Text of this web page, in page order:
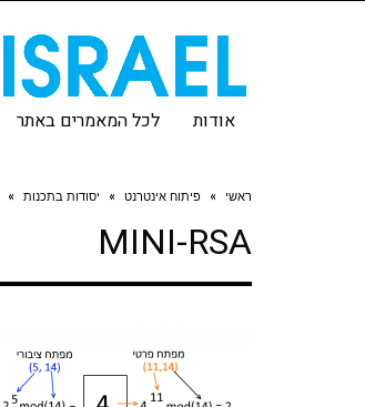
אודות לכל המאמרים באתר
ראשי » פיתוח אינטרנט » יסודות בתכנות »
MINI-RSA